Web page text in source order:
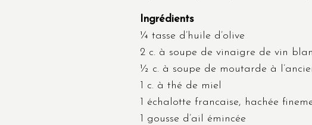
Ingrédients
¼ tasse d’huile d’olive
2 c. à soupe de vinaigre de vin
½ c. à soupe de moutarde à
1 c. à thé de miel
1 échalotte francaise, hachée
1 gousse d’ail émincée